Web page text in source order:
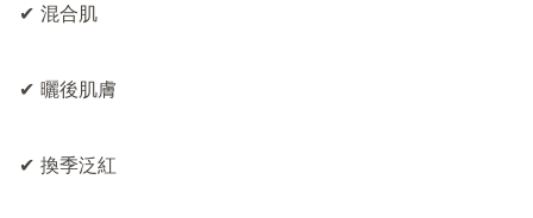
✔ 混合肌
✔ 曬後肌膚
✔ 換季泛紅